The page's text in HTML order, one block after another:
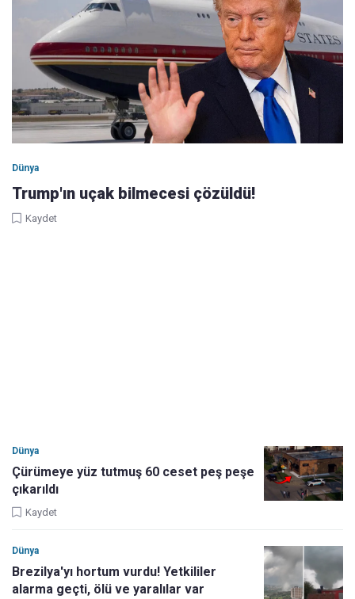
Dünya
Trump'ın uçak bilmecesi çözüldü!
Kaydet
Dünya
Çürümeye yüz tutmuş 60 ceset peş peşe
çıkarıldı
Kaydet
Dünya
Brezilya'yı hortum vurdu! Yetkililer
alarma geçti, ölü ve yaralılar var